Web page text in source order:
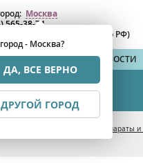
Москва
- Москва?
ДА, ВСЕ ВЕРНО
ДРУГОЙ ГОРОД
565-38-74
(бесплатный по РФ)
БРЕНДЫ НОВОСТИ
и
Эстетическая
медицина
Косметологические аппараты